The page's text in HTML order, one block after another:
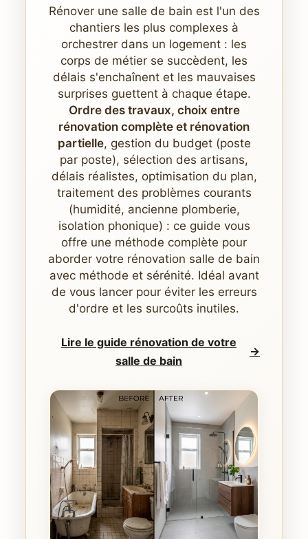
Rénover une salle de bain est l'un des
chantiers les plus complexes à
orchestrer dans un logement : les
corps de métier se succèdent, les
délais s'enchaînent et les mauvaises
surprises guettent à chaque étape.
Ordre des travaux, choix entre
rénovation complète et rénovation
partielle, gestion du budget (poste
par poste), sélection des artisans,
délais réalistes, optimisation du plan,
traitement des problèmes courants
(humidité, ancienne plomberie,
isolation phonique) : ce guide vous
offre une méthode complète pour
aborder votre rénovation salle de bain
avec méthode et sérénité. Idéal avant
de vous lancer pour éviter les erreurs
d'ordre et les surcoûts inutiles.
Lire le guide rénovation de votre
salle de bain
→